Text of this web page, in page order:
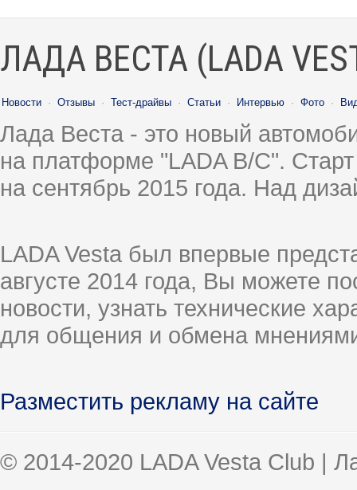
ЛАДА ВЕСТА (LADA
Новости · Отзывы · Тест-драйвы · Статьи · Интервью · Фото ·
Лада Веста - это новый
на платформе "LADA B/C".
на сентябрь 2015 года. Над
LADA Vesta был впервые
августе 2014 года, Вы можете
новости, узнать технические
для общения и обмена
Разместить рекламу на сайте
© 2014-2020 LADA Vesta Club |